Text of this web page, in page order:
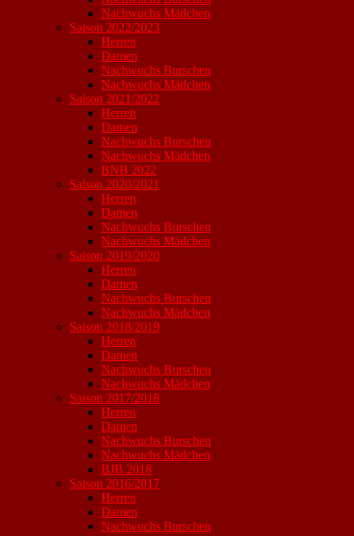
Nachwuchs Mädchen
Saison 2022/2023
Herren
Damen
Nachwuchs Burschen
Nachwuchs Mädchen
Saison 2021/2022
Herren
Damen
Nachwuchs Burschen
Nachwuchs Mädchen
BNB 2022
Saison 2020/2021
Herren
Damen
Nachwuchs Burschen
Nachwuchs Mädchen
Saison 2019/2020
Herren
Damen
Nachwuchs Burschen
Nachwuchs Mädchen
Saison 2018/2019
Herren
Damen
Nachwuchs Burschen
Nachwuchs Mädchen
Saison 2017/2018
Herren
Damen
Nachwuchs Burschen
Nachwuchs Mädchen
BJB 2018
Saison 2016/2017
Herren
Damen
Nachwuchs Burschen